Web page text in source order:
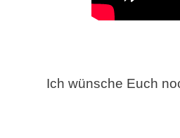
Ich wünsche Euch